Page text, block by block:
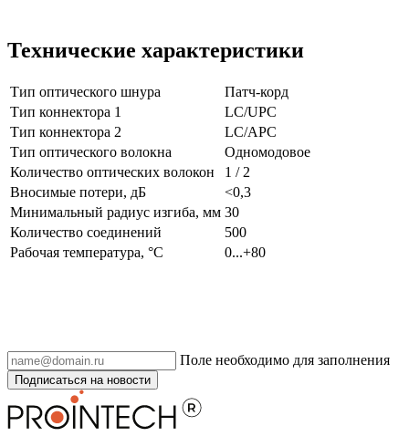
Технические характеристики
Тип оптического шнура
Патч-корд
Тип коннектора 1
LC/UPC
Тип коннектора 2
LC/APC
Тип оптического волокна
Одномодовое
Количество оптических волокон
1 / 2
Вносимые потери, дБ
<0,3
Минимальный радиус изгиба, мм 30
Количество соединений
500
Рабочая температура, °С
0...+80
Поле необходимо для заполнения
Подписаться на новости